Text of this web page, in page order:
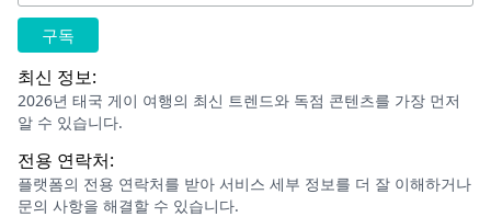
최신 정보:
2026년 태국 게이 여행의 최신 트렌드와 독점 콘텐츠를 가장 먼저
알 수 있습니다.
전용 연락처:
플랫폼의 전용 연락처를 받아 서비스 세부 정보를 더 잘 이해하거나
문의 사항을 해결할 수 있습니다.